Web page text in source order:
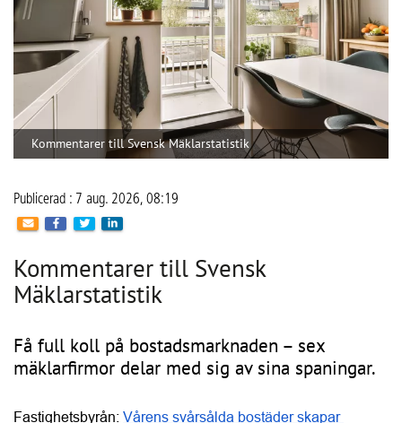
Anslutna
leverantörer
2 468
Aktiva BRF:er
30 084
Hitta leverantörer och entreprenörer till
Regioner